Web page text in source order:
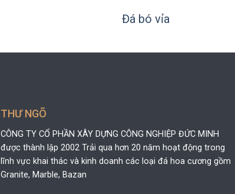
Đá bó vỉa
THƯ NGÕ
CÔNG TY CỔ PHẦN XÂY DỰNG CÔNG NGHIỆP ĐỨC MINH
được thành lập 2002 Trải qua hơn 20 năm hoạt động trong
lĩnh vực khai thác và kinh doanh các loại đá hoa cương gồm
Granite, Marble, Bazan